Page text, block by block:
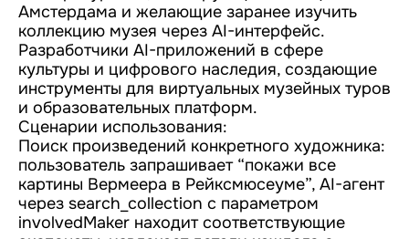
Амстердама и желающие заранее изучить
коллекцию музея через AI-интерфейс.
Разработчики AI-приложений в сфере
культуры и цифрового наследия, создающие
инструменты для виртуальных музейных туров
и образовательных платформ.
Сценарии использования:
Поиск произведений конкретного художника:
пользователь запрашивает “покажи все
картины Вермеера в Рейксмюсеуме”, AI-агент
через search_collection с параметром
involvedMaker находит соответствующие